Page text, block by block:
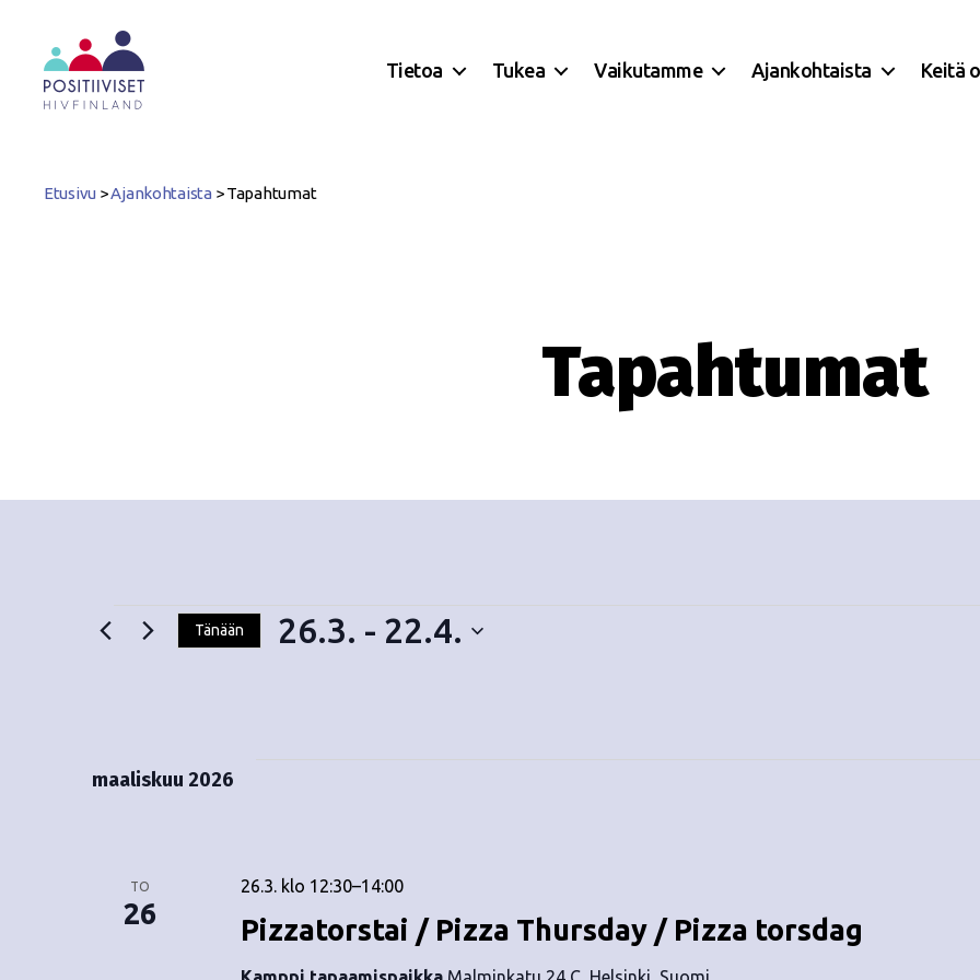
Tietoa Tukea Vaikutamme Ajankohtaista Keitä
Etusivu >Ajankohtaista >Tapahtumat
Tapahtumat
Tänään 26.3. - 22.4.
ä
v
maaliskuu 2026
TO
26 Pizzatorstai / Pizza Thursday / Pizza torsdag
26.3. klo 12:30–14:00